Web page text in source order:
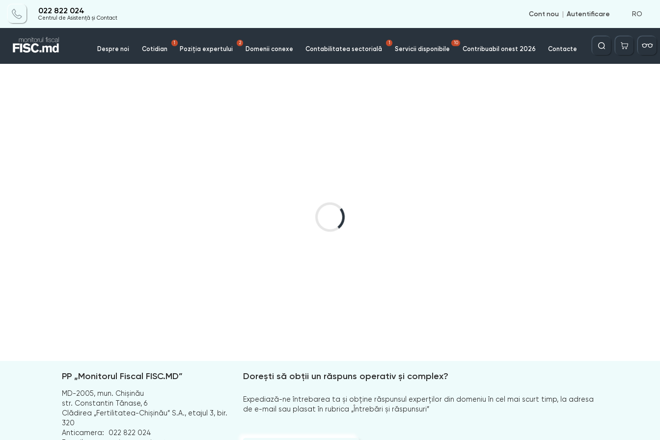
022 822 024
Centrul de Asistență și Contact
Cont nou Autentificare RO
Despre noi Cotidian
1
Poziția expertului
2
Domenii conexe Contabilitatea sectorială
1
Servicii disponibile
10
Contribuabil onest 2026 Contacte
Căutare
PP „Monitorul Fiscal FISC.MD”
MD-2005, mun. Chișinău
str. Constantin Tănase, 6
Clădirea „Fertilitatea-Chișinău” S.A., etajul 3, bir.
320
Anticamera:
022 822 024
Dorești să obții un răspuns operativ și complex?
Expediază-ne întrebarea ta și obține răspunsul experților din domeniu în cel mai scurt timp, la adresa
de e-mail sau plasat în rubrica „Întrebări și răspunsuri”